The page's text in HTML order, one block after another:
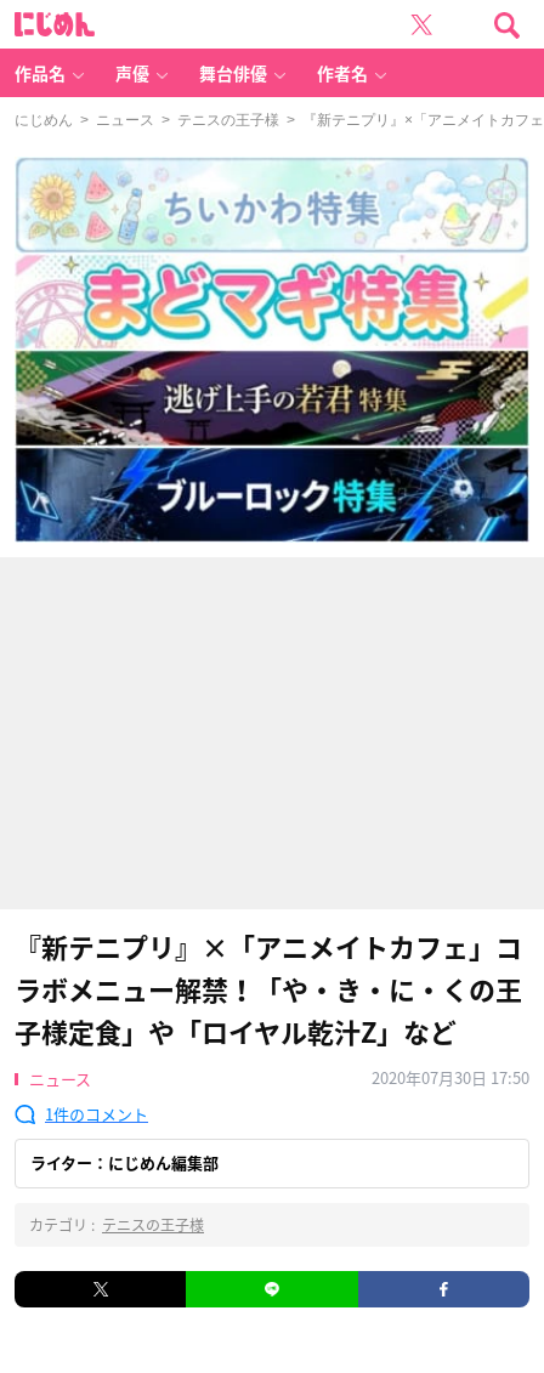
作品名 声優 舞台俳優 作者名
にじめん > ニュース > テニスの王子様 > 『新テニプリ』×「アニメイトカフ
『新テニプリ』×「アニメイトカフェ」コ
ラボメニュー解禁！「や・き・に・くの王
子様定食」や「ロイヤル乾汁Z」など
ニュース
2020年07月30日 17:50
1
ライター：にじめん編集部
カテゴリ : テニスの王子様